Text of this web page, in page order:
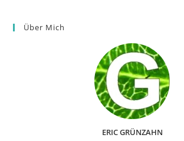
Über Mich
ERIC GRÜNZAHN